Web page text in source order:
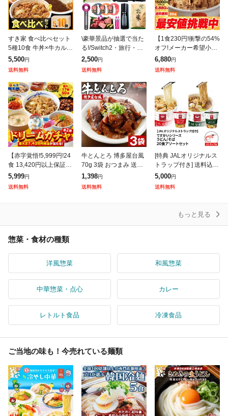
すき家 食べ比べセット
5種10食 牛丼×牛カルビ
丼×豚生姜焼き丼×炭火
やきとり丼×横濱カレー
ール)】C
5,500円
送料無料
\豪華景品が抽選で当た
る!/Switch2・旅行・
米・和牛・ReFa・Dys
on・Apple Watch・Air
2,500円
送料無料
【1食230円!衝撃の54%
オフ!メーカー希望小売
価格15,000円→6,880
円】 牛めしの具(プレミ
6,880円
送料無料
【赤字覚悟!5,999円!24
食 13,420円以上保証!】
松屋 新春 ドリームガチ
ャ 福袋 2026 最大27,42
5,999円
送料無料
牛とんとろ 博多屋台風
70g 3袋 おつまみ 送料
無料 お試し 国産 和牛
牛肉 トントロ 豚とろ
1,398円
送料無料
[特典 JALオリジナルス
トラップ付き] 送料込み
ですかいシリーズ うど
ん / そば 20食 アソート
5,000円
送料無料
もっと見る
惣菜・食材の種類
洋風惣菜 和風惣菜
中華惣菜・点心 カレー
レトルト食品 冷凍食品
ご当地の味も！今売れている麺類